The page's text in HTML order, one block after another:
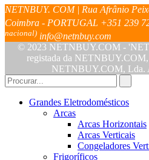
NETNBUY. COM | Rua Afrânio
Coimbra - PORTUGAL +351 239
nacional) info@netnbuy.com
© 2023 NETNBUY.COM -
registada da
NETNBUY.COM, Lda.
Grandes Eletrodomésticos
Arcas
Arcas Horizontais
Arcas Verticais
Congeladores
Frigoríficos